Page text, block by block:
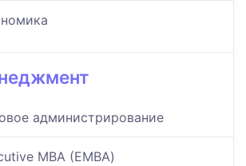
администрирование
MBA (ЕМВА)